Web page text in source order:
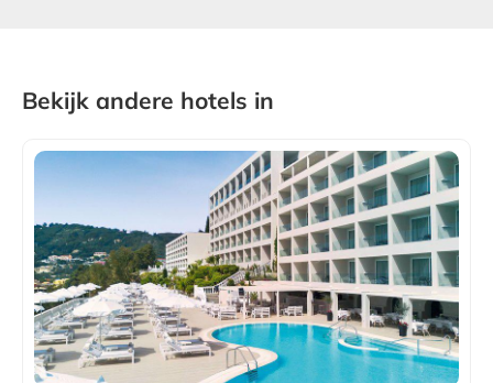
Bekijk andere hotels in